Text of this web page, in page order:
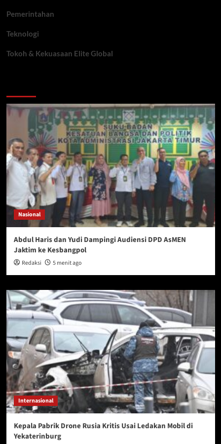
Pemerintahan
Teknologi
Tokoh & Kekuasaan Elite Global
Nasional
Abdul Haris dan Yudi Dampingi Audiensi DPD AsMEN
Jaktim ke Kesbangpol
Redaksi 5 menit ago
Internasional
Kepala Pabrik Drone Rusia Kritis Usai Ledakan Mobil di
Yekaterinburg